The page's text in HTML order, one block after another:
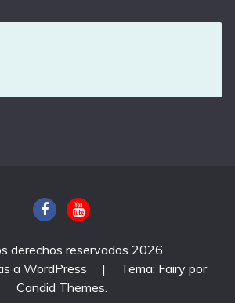
derechos reservados 2026.
a WordPress
|
Tema: Fairy por
Candid Themes.